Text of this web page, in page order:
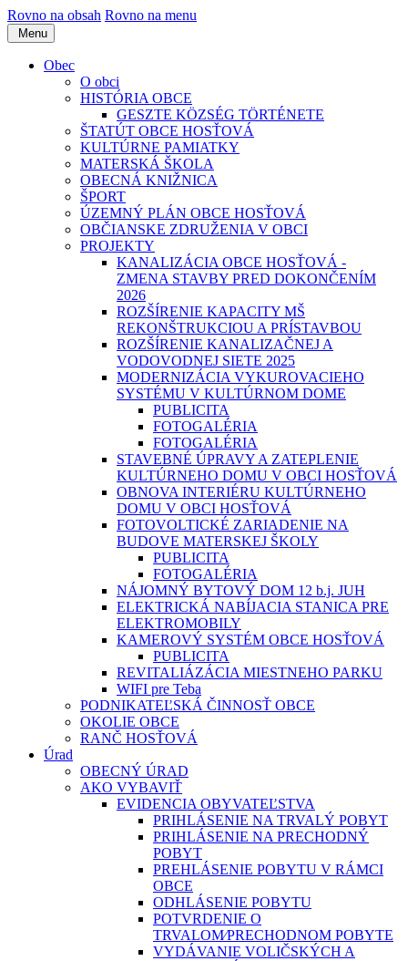
Rovno na obsah Rovno na menu
Menu
Obec
O obci
HISTÓRIA OBCE
GESZTE KÖZSÉG TÖRTÉNETE
ŠTATÚT OBCE HOSŤOVÁ
KULTÚRNE PAMIATKY
MATERSKÁ ŠKOLA
OBECNÁ KNIŽNICA
ŠPORT
ÚZEMNÝ PLÁN OBCE HOSŤOVÁ
OBČIANSKE ZDRUŽENIA V OBCI
PROJEKTY
KANALIZÁCIA OBCE HOSŤOVÁ -
ZMENA STAVBY PRED DOKONČENÍM
2026
ROZŠÍRENIE KAPACITY MŠ
REKONŠTRUKCIOU A PRÍSTAVBOU
ROZŠÍRENIE KANALIZAČNEJ A
VODOVODNEJ SIETE 2025
MODERNIZÁCIA VYKUROVACIEHO
SYSTÉMU V KULTÚRNOM DOME
PUBLICITA
FOTOGALÉRIA
FOTOGALÉRIA
STAVEBNÉ ÚPRAVY A ZATEPLENIE
KULTÚRNEHO DOMU V OBCI HOSŤOVÁ
OBNOVA INTERIÉRU KULTÚRNEHO
DOMU V OBCI HOSŤOVÁ
FOTOVOLTICKÉ ZARIADENIE NA
BUDOVE MATERSKEJ ŠKOLY
PUBLICITA
FOTOGALÉRIA
NÁJOMNÝ BYTOVÝ DOM 12 b.j. JUH
ELEKTRICKÁ NABÍJACIA STANICA PRE
ELEKTROMOBILY
KAMEROVÝ SYSTÉM OBCE HOSŤOVÁ
PUBLICITA
REVITALIÁZÁCIA MIESTNEHO PARKU
WIFI pre Teba
PODNIKATEĽSKÁ ČINNOSŤ OBCE
OKOLIE OBCE
RANČ HOSŤOVÁ
Úrad
OBECNÝ ÚRAD
AKO VYBAVIŤ
EVIDENCIA OBYVATEĽSTVA
PRIHLÁSENIE NA TRVALÝ POBYT
PRIHLÁSENIE NA PRECHODNÝ
POBYT
PREHLÁSENIE POBYTU V RÁMCI
OBCE
ODHLÁSENIE POBYTU
POTVRDENIE O
TRVALOM⁄PRECHODNOM POBYTE
VYDÁVANIE VOLIČSKÝCH A